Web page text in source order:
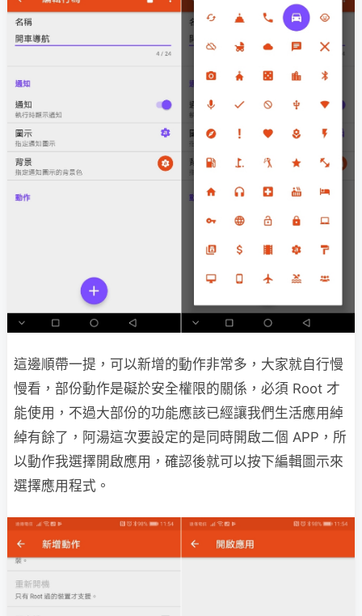
這邊順帶一提，可以新增的動作非常多，大家就自行慢
慢看，部份動作是礙於安全權限的關係，必須 Root 才
能使用，不過大部份的功能應該已經讓我們生活應用綽
綽有餘了，阿湯這次要設定的是同時開啟二個 APP，所
以動作我選擇開啟應用，確認後就可以按下編輯圖示來
選擇應用程式。